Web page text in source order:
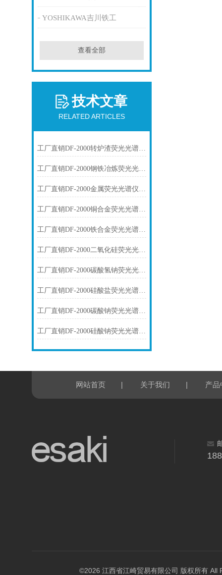
YOSHIKAWA吉川铁工
查看全部
技术文章
RELATED ARTICLES
工厂直销DF-2000转炉渣荧光光谱仪技术参数
工厂直销DF-2000钢铁冶炼荧光光谱仪技术参数
工厂直销DF-2000金属荧光光谱仪技术参数
工厂直销DF-2000铜合金荧光光谱仪技术参数
工厂直销DF-2000铁合金荧光光谱仪技术参数
工厂直销DF-2000二氧化硅荧光光谱仪技术参数
工厂直销DF-2000碳酸氢钠荧光光谱仪技术参数
工厂直销DF-2000硅酸盐荧光光谱仪技术参数
工厂直销DF-2000碳酸钠荧光光谱仪技术参数
工厂直销DF-2000硅酸钠荧光光谱仪技术参数
网站首页 | 关于我们 | 产品
©2026 江西省江崎贸易有限公司 版权所有 All